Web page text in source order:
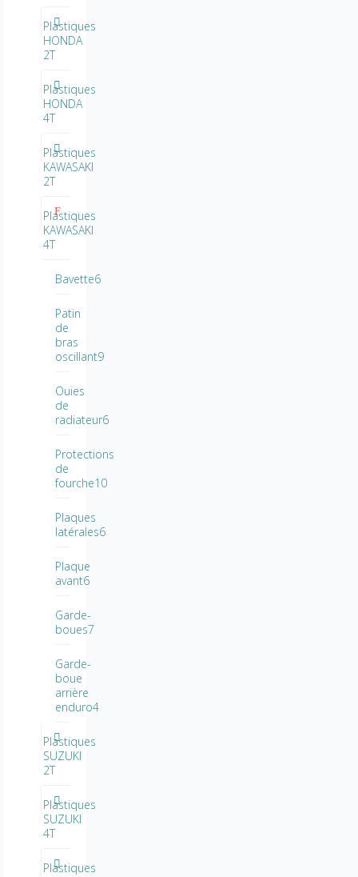
Plastiques
HONDA
2T
Plastiques
HONDA
4T
Plastiques
KAWASAKI
2T
Plastiques
KAWASAKI
4T
Bavette6
Patin
de
bras
oscillant9
Ouïes
de
radiateur6
Protections
de
fourche10
Plaques
latérales6
Plaque
avant6
Garde-
boues7
Garde-
boue
arrière
enduro4
Plastiques
SUZUKI
2T
Plastiques
SUZUKI
4T
Plastiques